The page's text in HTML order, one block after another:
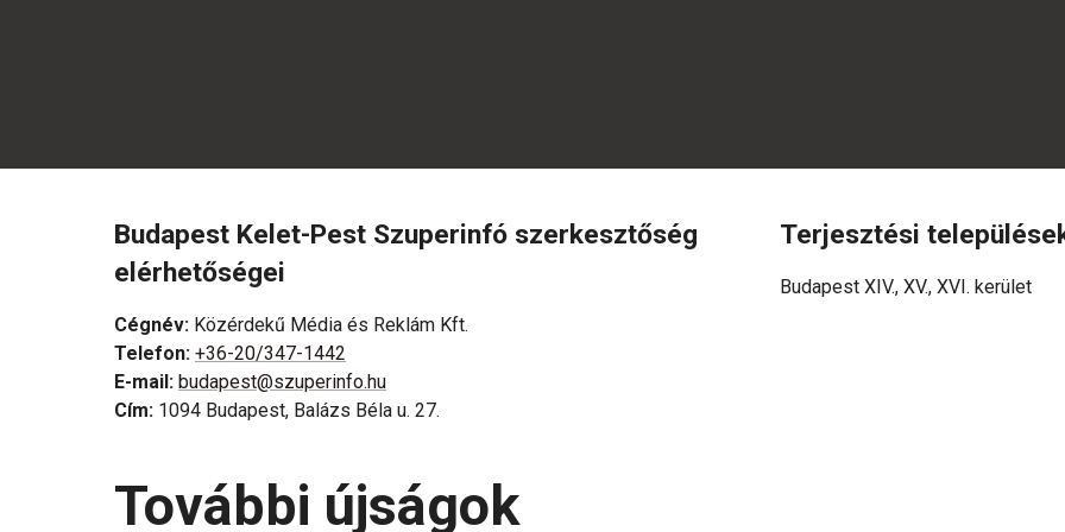
Budapest Kelet-Pest Szuperinfó szerkesztőség
elérhetőségei
Cégnév: Közérdekű Média és Reklám Kft.
Telefon: +36-20/347-1442
E-mail: budapest@szuperinfo.hu
Cím: 1094 Budapest, Balázs Béla u. 27.
Terjesztési
Budapest XIV., XV., XVI. kerület
További újságok